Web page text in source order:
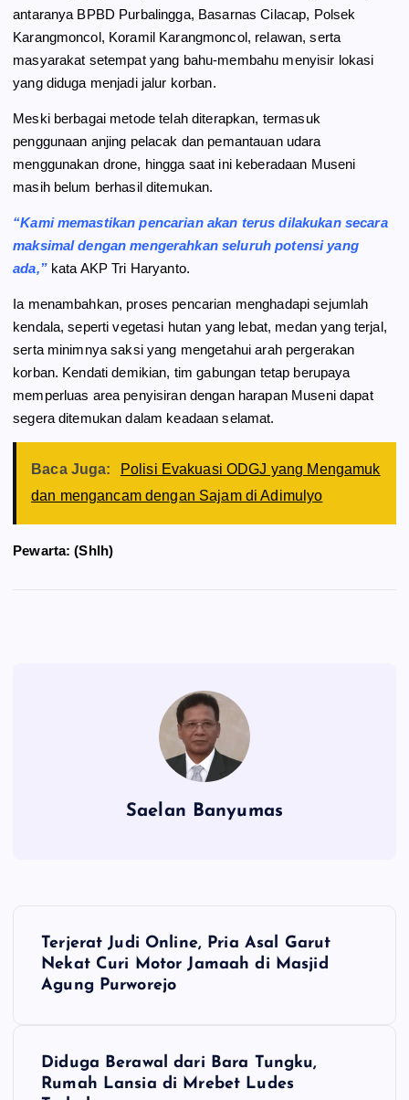
antaranya BPBD Purbalingga, Basarnas Cilacap, Polsek
Karangmoncol, Koramil Karangmoncol, relawan, serta
masyarakat setempat yang bahu-membahu menyisir lokasi
yang diduga menjadi jalur korban.
Meski berbagai metode telah diterapkan, termasuk
penggunaan anjing pelacak dan pemantauan udara
menggunakan drone, hingga saat ini keberadaan Museni
masih belum berhasil ditemukan.
“Kami memastikan pencarian akan terus dilakukan secara
maksimal dengan mengerahkan seluruh potensi yang
ada,”kata AKP Tri Haryanto.
Ia menambahkan, proses pencarian menghadapi sejumlah
kendala, seperti vegetasi hutan yang lebat, medan yang terjal,
serta minimnya saksi yang mengetahui arah pergerakan
korban. Kendati demikian, tim gabungan tetap berupaya
memperluas area penyisiran dengan harapan Museni dapat
segera ditemukan dalam keadaan selamat.
Baca Juga:
Polisi Evakuasi ODGJ yang Mengamuk
dan mengancam dengan Sajam di Adimulyo
Pewarta: (Shlh)
Saelan Banyumas
NTerjerat Judi Online, Pria Asal Garut
Nekat Curi Motor Jamaah di Masjid
Agung Purworejo
Diduga Berawal dari Bara Tungku,
Rumah Lansia di Mrebet Ludes